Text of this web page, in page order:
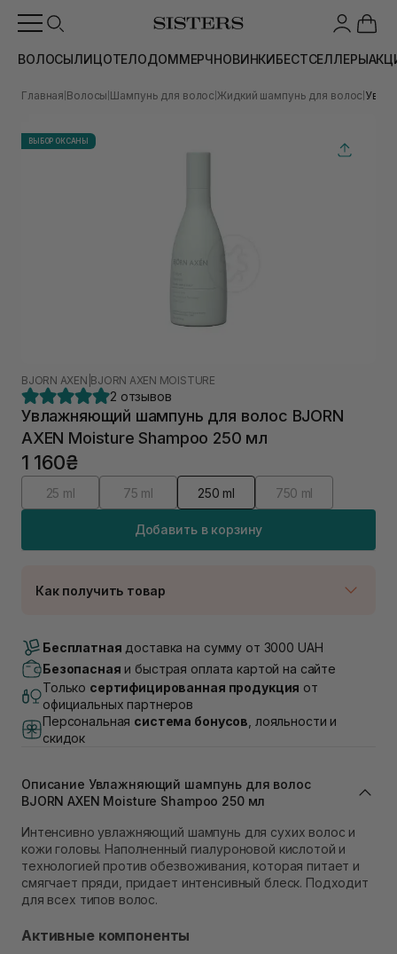
ВОЛОСЫЛИЦОТЕЛОДОММЕРЧНОВИНКИБЕСТСЕЛЛЕРЫ
Главная Волосы Шампунь для волос Жидкий шампунь для волос
ВЫБОР ОКСАНЫ
BJORN AXEN BJORN AXEN MOISTURE
2 отзывов
Увлажняющий шампунь для волос BJORN
AXEN Moisture Shampoo 250 мл
1 160₴
25 ml 75 ml 250 ml 750 ml
Добавить в корзину
Как получить товар
В наличии
Самовывоз г. Луцк, Винниченка 4
Самовывоз г. Львов, ул. Академика Подстригача,
1В (Duck's Lake)
Самовывоз г. Львов ул. Степана Бандеры 43
В наличии
В наличии
Самовывоз г. Ровно, ул. Кулика и Гудачека 23 (ТЦ
Экватор)
В наличии
Бесплатная доставка на сумму от 3000 UAH
Безопасная и быстрая оплата картой на сайте
Только сертифицированная продукция от
официальных партнеров
Персональная система бонусов , лояльности и
скидок
Описание Увлажняющий шампунь для волос
BJORN AXEN Moisture Shampoo 250 мл
Интенсивно увлажняющий шампунь для сухих волос и
кожи головы. Наполненный гиалуроновой кислотой и
технологией против обезвоживания, которая питает и
смягчает пряди, придает интенсивный блеск. Подходит
для всех типов волос.
Активные компоненты